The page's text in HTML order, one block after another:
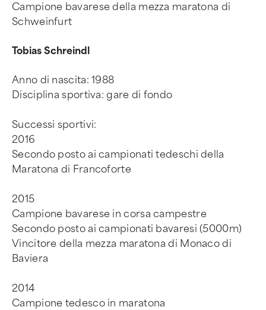
Campione bavarese della mezza maratona di
Schweinfurt
Tobias Schreindl
Anno di nascita: 1988
Disciplina sportiva: gare di fondo
Successi sportivi:
2016
Secondo posto ai campionati tedeschi della
Maratona di Francoforte
2015
Campione bavarese in corsa campestre
Secondo posto ai campionati bavaresi (5000m)
Vincitore della mezza maratona di Monaco di
Baviera
2014
Campione tedesco in maratona